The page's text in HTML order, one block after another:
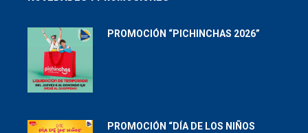
PROMOCIÓN “PICHINCHAS 2026”
PROMOCIÓN “DÍA DE LOS NIÑOS